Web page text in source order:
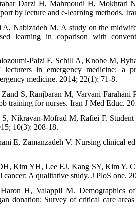
Darzi H, Mahmoudi H, Mokhtari
by lecture and e-learning methods.
Nabizadeh M. A study on the
learning in coparison with
Paizi F, Schill A, Knobe M,
lecturers in emergency medicine: a
medicine. 2014; 22(1): 71-8.
S, Ranjbaran M, Varvani
training for nurses. Iran J Med Educ.
Nikravan-Mofrad M, Rafiei F.
10(3): 208-18.
E, Zamanzadeh V. Nursing clinical
Kim YH, Lee EJ, Kang SY, Kim Y.
cancer: A qualitative study. J PloS one.
H, Valappil M. Demographics of
donation: Survey of critical care